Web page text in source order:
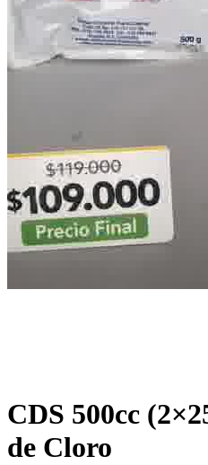
CDS 500cc
de Cloro